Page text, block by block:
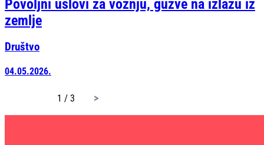
Povoljni uslovi za vožnju, gužve na izlazu iz
zemlje
Društvo
04.05.2026.
1 / 3 page